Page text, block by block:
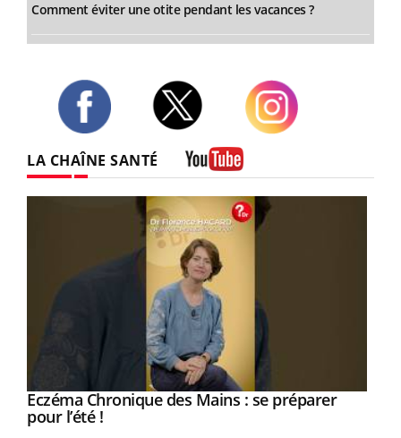
Comment éviter une otite pendant les vacances ?
LA CHAÎNE SANTÉ
Youtube
Eczéma Chronique des Mains : se préparer
pour l’été !Youtube